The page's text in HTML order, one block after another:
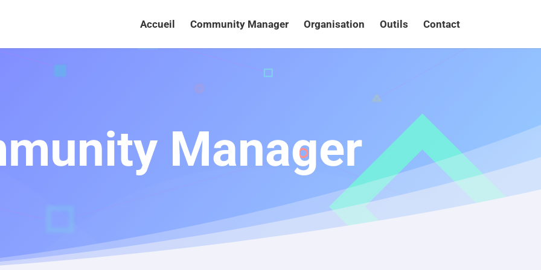
Accueil Community Manager Organisation Outils Contact
Manager